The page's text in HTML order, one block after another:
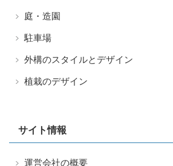
庭・造園
駐車場
外構のスタイルとデザイン
植栽のデザイン
サイト情報
運営会社の概要